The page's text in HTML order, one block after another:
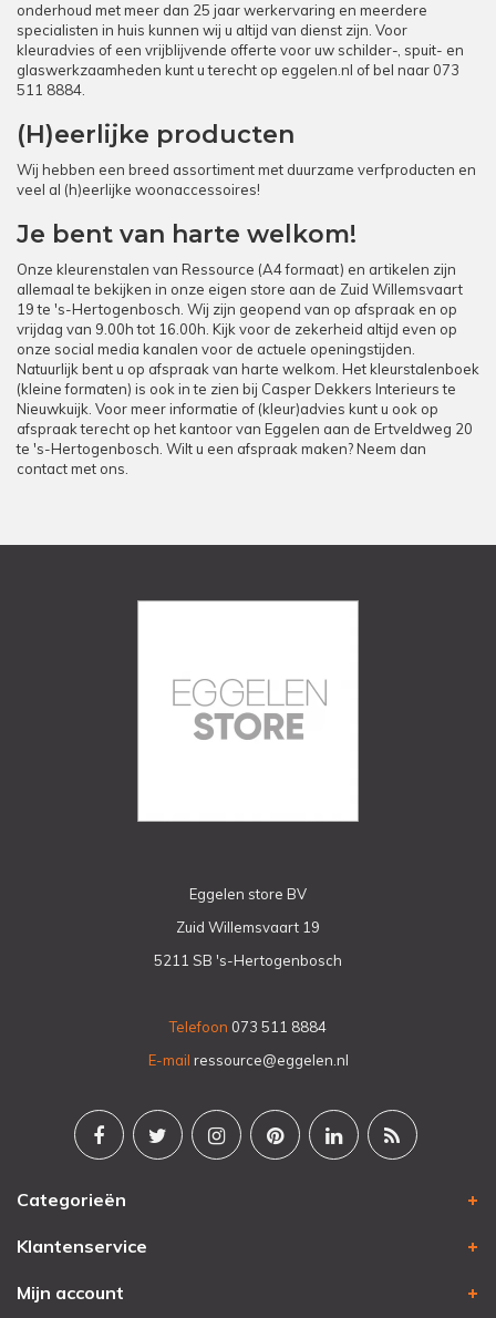
onderhoud met meer dan 25 jaar werkervaring en meerdere
specialisten in huis kunnen wij u altijd van dienst zijn. Voor
kleuradvies of een vrijblijvende offerte voor uw schilder-, spuit- en
glaswerkzaamheden kunt u terecht op eggelen.nl of bel naar 073
511 8884
(H)eerlijke producten
Wij hebben een breed assortiment met duurzame verfproducten en
veel al (h)eerlijke woonaccessoires!
Je bent van harte welkom!
Onze kleurenstalen van Ressource (A4 formaat) en artikelen zijn
allemaal te bekijken in onze eigen store aan de Zuid Willemsvaart
19 te 's-Hertogenbosch. Wij zijn geopend van op afspraak en op
vrijdag van 9.00h tot 16.00h. Kijk voor de zekerheid altijd even op
onze social media kanalen voor de actuele openingstijden.
Natuurlijk bent u op afspraak van harte welkom. Het kleurstalenboek
(kleine formaten) is ook in te zien bij Casper Dekkers Interieurs te
Nieuwkuijk. Voor meer informatie of (kleur)advies kunt u ook op
afspraak terecht op het kantoor van Eggelen aan de Ertveldweg 20
te 's-Hertogenbosch. Wilt u een afspraak maken? Neem dan
contact met ons.
Eggelen store BV
Zuid Willemsvaart 19
5211 SB 's-Hertogenbosch
Telefoon 073 511 8884
E-mail ressource@eggelen.nl
Categorieën
Klantenservice
Mijn account